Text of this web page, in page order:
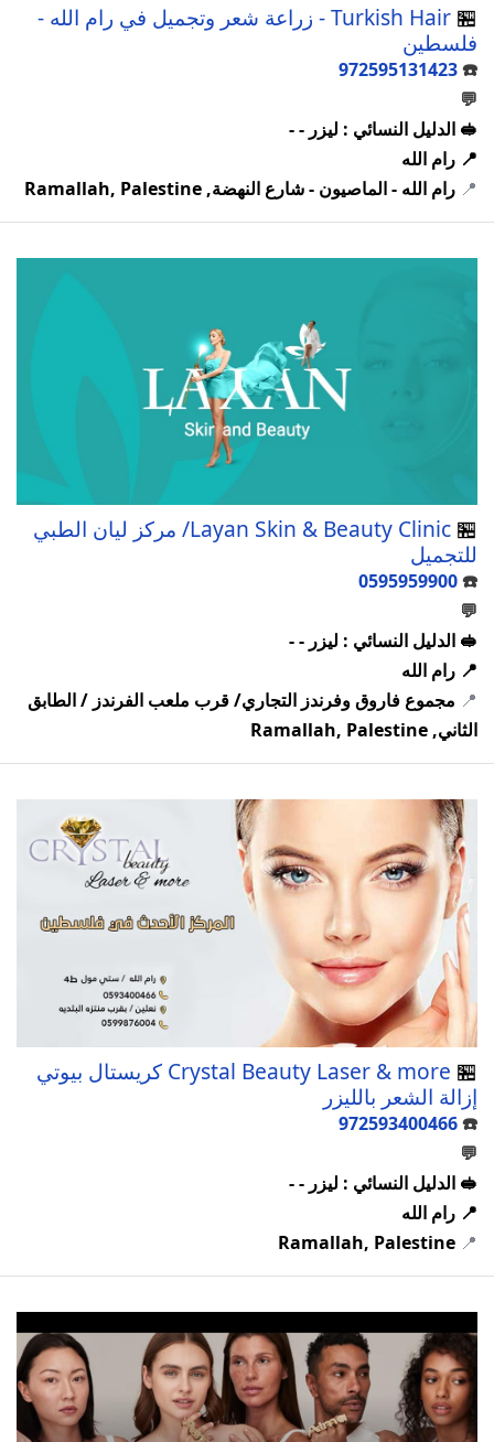
🏪
Turkish Hair - زراعة شعر وتجميل في رام الله -
فلسطين
☎️
972595131423
💬
🥪 الدليل النسائي : ليزر - -
📍 رام الله
📍 رام الله - الماصيون - شارع النهضة, Ramallah, Palestine
🏪
Layan Skin & Beauty Clinic/ مركز ليان الطبي
للتجميل
☎️
0595959900
💬
🥪 الدليل النسائي : ليزر - -
📍 رام الله
📍 مجموع فاروق وفرندز التجاري/ قرب ملعب الفرندز / الطابق
الثاني, Ramallah, Palestine
🏪
Crystal Beauty Laser & more كريستال بيوتي
إزالة الشعر بالليزر
☎️
972593400466
💬
🥪 الدليل النسائي : ليزر - -
📍 رام الله
📍
Ramallah, Palestine